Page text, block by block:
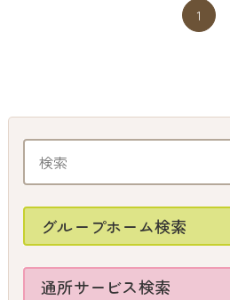
1
グループホーム検索
通所サービス検索